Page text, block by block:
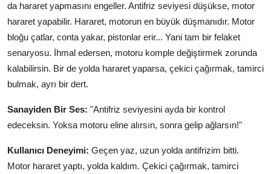
da hararet yapmasını engeller. Antifriz seviyesi düşükse, motor
hararet yapabilir. Hararet, motorun en büyük düşmanıdır. Motor
bloğu çatlar, conta yakar, pistonlar erir... Yani tam bir felaket
senaryosu. İhmal edersen, motoru komple değiştirmek zorunda
kalabilirsin. Bir de yolda hararet yaparsa, çekici çağırmak, tamirci
bulmak, ayrı bir dert.
Sanayiden Bir Ses: "Antifriz seviyesini ayda bir kontrol
edeceksin. Yoksa motoru eline alırsın, sonra gelip ağlarsın!"
Kullanıcı Deneyimi: Geçen yaz, uzun yolda antifrizim bitti.
Motor hararet yaptı, yolda kaldım. Çekici çağırmak, tamirci